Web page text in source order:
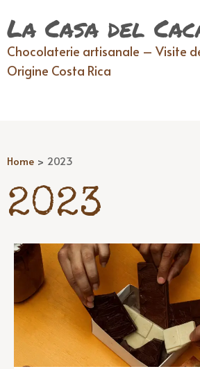
La Casa del
Chocolaterie artisanale – Visite
Origine Costa Rica
Home > 2023
2023